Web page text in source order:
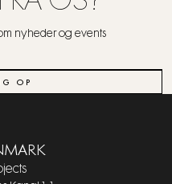
nyheder og events
OP